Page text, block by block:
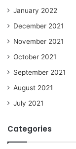
January 2022
December 2021
November 2021
October 2021
September 2021
August 2021
July 2021
Categories